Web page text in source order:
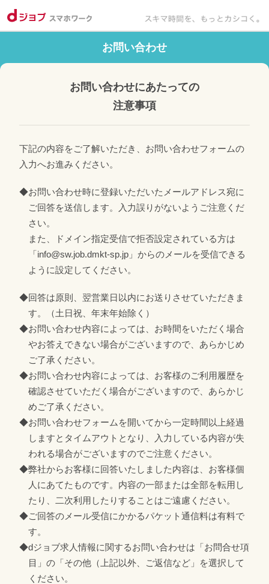
お問い合わせ
お問い合わせにあたっての
注意事項
下記の内容をご了解いただき、お問い合わせフォームの
入力へお進みください。
◆お問い合わせ時に登録いただいたメールアドレス宛に
ご回答を送信します。入力誤りがないようご注意くだ
さい。
また、ドメイン指定受信で拒否設定されている方は
「info@sw.job.dmkt-sp.jp」からのメールを受信できる
ように設定してください。
◆回答は原則、翌営業日以内にお送りさせていただきま
す。（土日祝、年末年始除く）
◆お問い合わせ内容によっては、お時間をいただく場合
やお答えできない場合がございますので、あらかじめ
ご了承ください。
◆お問い合わせ内容によっては、お客様のご利用履歴を
確認させていただく場合がございますので、あらかじ
めご了承ください。
◆お問い合わせフォームを開いてから一定時間以上経過
しますとタイムアウトとなり、入力している内容が失
われる場合がございますのでご注意ください。
◆弊社からお客様に回答いたしました内容は、お客様個
人にあてたものです。内容の一部または全部を転用し
たり、二次利用したりすることはご遠慮ください。
◆ご回答のメール受信にかかるパケット通信料は有料で
す。
◆dジョブ求人情報に関するお問い合わせは「お問合せ項
目」の「その他（上記以外、ご返信など」を選択して
ください。